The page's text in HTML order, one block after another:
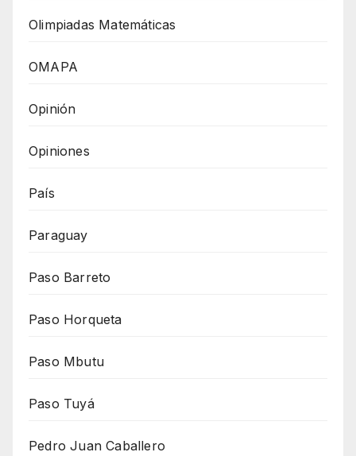
Olimpiadas Matemáticas
OMAPA
Opinión
Opiniones
País
Paraguay
Paso Barreto
Paso Horqueta
Paso Mbutu
Paso Tuyá
Pedro Juan Caballero